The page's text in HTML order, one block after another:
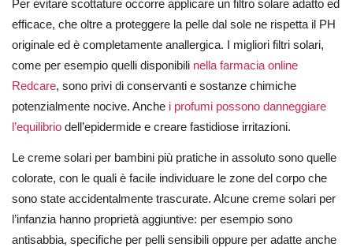
Per evitare scottature occorre applicare un filtro solare adatto ed
efficace, che oltre a proteggere la pelle dal sole ne rispetta il PH
originale ed è completamente anallergica. I migliori filtri solari,
come per esempio quelli disponibili nella farmacia online
Redcare, sono privi di conservanti e sostanze chimiche
potenzialmente nocive. Anche i profumi possono danneggiare
l’equilibrio dell’epidermide e creare fastidiose irritazioni.
Le creme solari per bambini più pratiche in assoluto sono quelle
colorate, con le quali è facile individuare le zone del corpo che
sono state accidentalmente trascurate. Alcune creme solari per
l’infanzia hanno proprietà aggiuntive: per esempio sono
antisabbia, specifiche per pelli sensibili oppure per adatte anche